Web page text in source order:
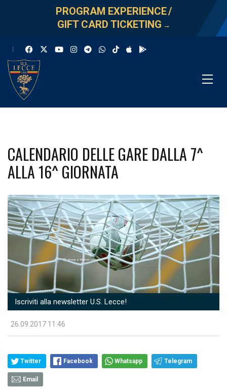
PROGRAM EXPERIENCE/
GIFT CARD TICKETING →
CALENDARIO DELLE GARE DALLA 7^
ALLA 16^ GIORNATA
Iscriviti alla newsletter U.S. Lecce!
26.09.2017 11:46
Twitter Facebook Whatsapp Telegram
Email